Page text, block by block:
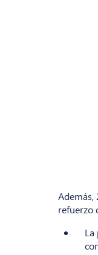
Además,
refuerzo
La